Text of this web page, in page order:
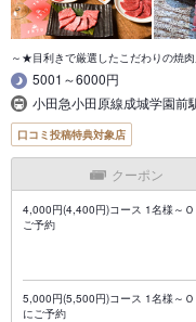
～★目利きで厳選したこだわりの焼
5001～6000円
小田急小田原線成城学園前
口コミ投稿特典対象店
クーポン
4,000円(4,400円)コース 1名様～
ご予約
5,000円(5,500円)コース 1名様～
にご予約